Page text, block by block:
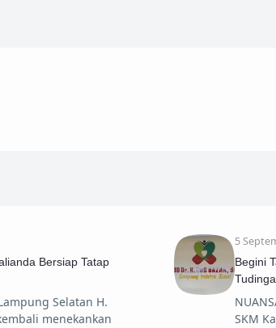
Bersiap Tatap
Selatan H.
menekankan
5
Begini
SKM